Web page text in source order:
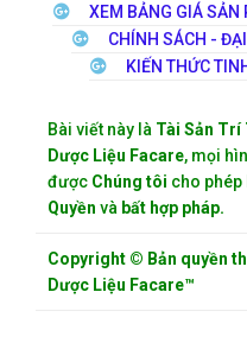
XEM BẢNG GIÁ SẢN
CHÍNH SÁCH - ĐẠI
KIẾN THỨC
Bài viết này là Tài Sản Trí
Dược Liệu Facare, mọi
được Chúng tôi cho phép
Quyền và bất hợp pháp.
Copyright © Bản quyền
Dược Liệu Facare™